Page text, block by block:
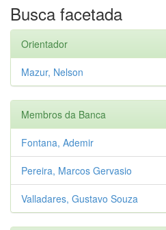
Busca facetada
Orientador
Mazur, Nelson
Membros da Banca
Fontana, Ademir
Pereira, Marcos Gervasio
Valladares, Gustavo Souza